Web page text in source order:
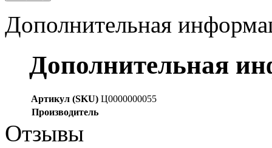
Дополнительная
Дополнительная
Артикул (SKU) Ц0000000055
Производитель
Отзывы